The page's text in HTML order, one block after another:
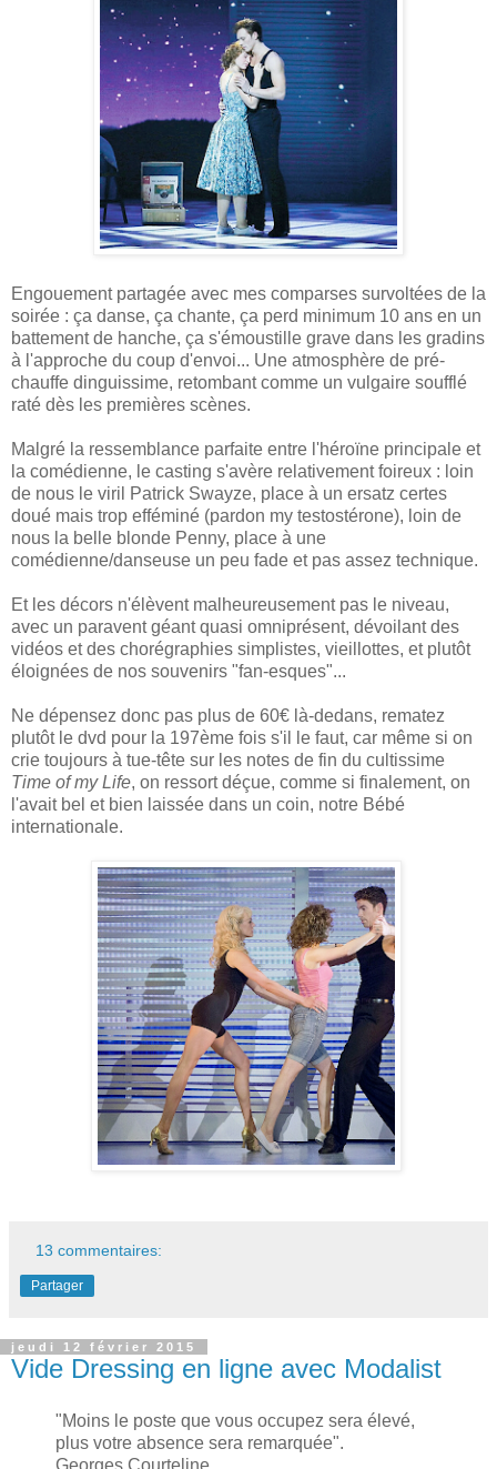
Engouement partagée avec mes comparses survoltées de la
soirée : ça danse, ça chante, ça perd minimum 10 ans en un
battement de hanche, ça s'émoustille grave dans les gradins
à l'approche du coup d'envoi... Une atmosphère de pré-
chauffe dinguissime, retombant comme un vulgaire soufflé
raté dès les premières scènes.
Malgré la ressemblance parfaite entre l'héroïne principale et
la comédienne, le casting s'avère relativement foireux : loin
de nous le viril Patrick Swayze, place à un ersatz certes
doué mais trop efféminé (pardon my testostérone), loin de
nous la belle blonde Penny, place à une
comédienne/danseuse un peu fade et pas assez technique.
Et les décors n'élèvent malheureusement pas le niveau,
avec un paravent géant quasi omniprésent, dévoilant des
vidéos et des chorégraphies simplistes, vieillottes, et plutôt
éloignées de nos souvenirs "fan-esques"...
Ne dépensez donc pas plus de 60€ là-dedans, rematez
plutôt le dvd pour la 197ème fois s'il le faut, car même si on
crie toujours à tue-tête sur les notes de fin du cultissime
Time of my Life, on ressort déçue, comme si finalement, on
l'avait bel et bien laissée dans un coin, notre Bébé
internationale.
13 commentaires:
Partager
jeudi 12 février 2015
Vide Dressing en ligne avec Modalist
"Moins le poste que vous occupez sera élevé,
plus votre absence sera remarquée".